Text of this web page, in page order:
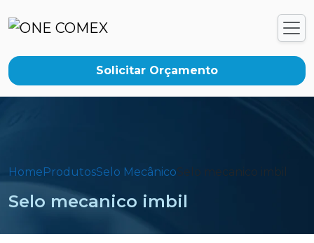
Solicitar Orçamento
Home ProdutosSelo MecânicoSelo mecanico imbil
Selo mecanico imbil